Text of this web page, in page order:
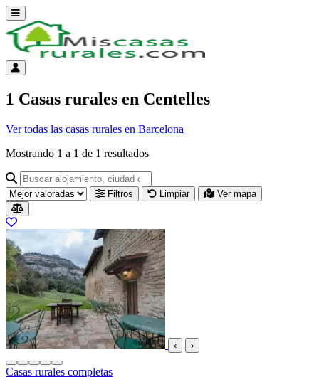
Abrir menú
Menú de cuenta
1 Casas rurales en Centelles
Ver todas las casas rurales en Barcelona
Mostrando 1 a 1 de 1 resultados
Buscar alojamiento, ciudad o provincia para ir a su página
Filtros Limpiar Ver mapa
Resultados del listado
‹ ›
Casas rurales completas